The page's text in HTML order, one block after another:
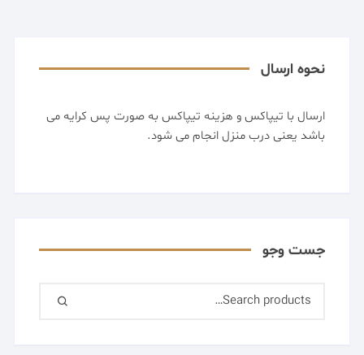
نحوه ارسال
ارسال با تیپاکس و هزینه تیپاکس به صورت پس کرایه می
باشد یعنی درب منزل انجام می شود.
جست وجو